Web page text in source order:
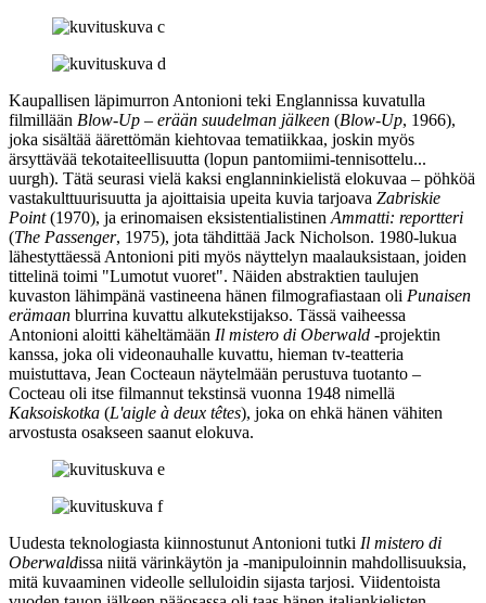
Kaupallisen läpimurron Antonioni teki Englannissa kuvatulla
filmillään Blow‑Up – erään suudelman jälkeen (Blow‑Up, 1966),
joka sisältää äärettömän kiehtovaa tematiikkaa, joskin myös
ärsyttävää tekotaiteellisuutta (lopun pantomiimi-tennisottelu...
uurgh). Tätä seurasi vielä kaksi englanninkielistä elokuvaa – pöhköä
vastakulttuurisuutta ja ajoittaisia upeita kuvia tarjoava Zabriskie
Point(1970), ja erinomaisen eksistentialistinen Ammatti: reportteri
(The Passenger, 1975), jota tähdittää Jack Nicholson. 1980‑lukua
lähestyttäessä Antonioni piti myös näyttelyn maalauksistaan, joiden
tittelinä toimi "Lumotut vuoret". Näiden abstraktien taulujen
kuvaston lähimpänä vastineena hänen filmografiastaan oli Punaisen
erämaan blurrina kuvattu alkutekstijakso. Tässä vaiheessa
Antonioni aloitti käheltämään Il mistero di Oberwald ‑projektin
kanssa, joka oli videonauhalle kuvattu, hieman tv‑teatteria
muistuttava, Jean Cocteaun näytelmään perustuva tuotanto –
Cocteau oli itse filmannut tekstinsä vuonna 1948 nimellä
Kaksoiskotka (L'aigle à deux têtes), joka on ehkä hänen vähiten
arvostusta osakseen saanut elokuva.
Uudesta teknologiasta kiinnostunut Antonioni tutki Il mistero di
Oberwaldissa niitä värinkäytön ja ‑manipuloinnin mahdollisuuksia,
mitä kuvaaminen videolle selluloidin sijasta tarjosi. Viidentoista